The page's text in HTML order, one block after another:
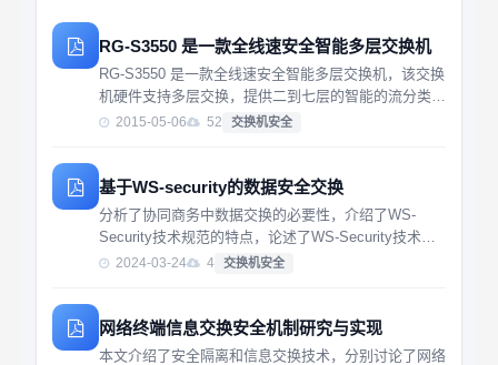
RG-S3550 是一款全线速安全智能多层交换机
RG-S3550 是一款全线速安全智能多层交换机，该交换
机硬件支持多层交换，提供二到七层的智能的流分类和
和完善的服务质量（QoS）以及组播管理特性，支持完
2015-05-06 52 交换机安全
基于WS-security的数据安全交换
分析了协同商务中数据交换的必要性，介绍了WS-
Security技术规范的特点，论述了WS-Security技术解
决数据安全交换的可行性和有效性。结合汽车产业链协
2024-03-24 4 交换机安全
网络终端信息交换安全机制研究与实现
本文介绍了安全隔离和信息交换技术，分别讨论了网络